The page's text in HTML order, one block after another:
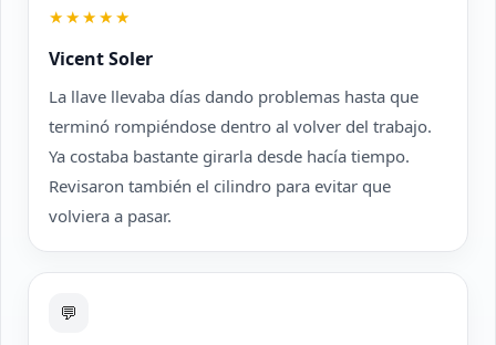
★★★★★
Vicent Soler
La llave llevaba días dando problemas hasta que
terminó rompiéndose dentro al volver del trabajo.
Ya costaba bastante girarla desde hacía tiempo.
Revisaron también el cilindro para evitar que
volviera a pasar.
💬